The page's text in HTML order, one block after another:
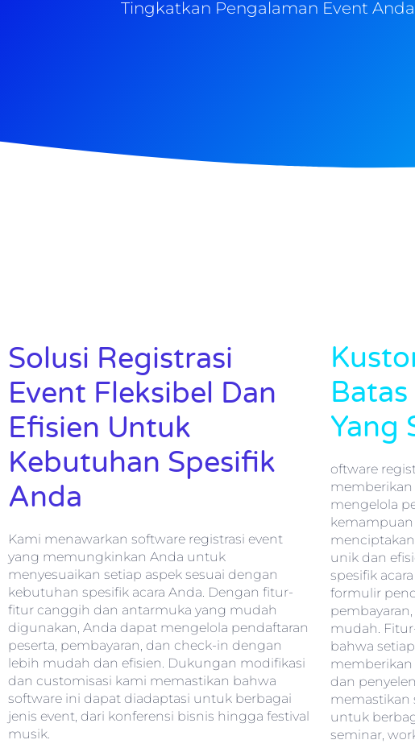
Tingkatkan Pengalaman Event
Solusi Registrasi
Event Fleksibel Dan
Efisien Untuk
Kebutuhan Spesifik
Anda
Kami menawarkan software registrasi event
yang memungkinkan Anda untuk
menyesuaikan setiap aspek sesuai dengan
kebutuhan spesifik acara Anda. Dengan fitur-
fitur canggih dan antarmuka yang mudah
digunakan, Anda dapat mengelola pendaftaran
peserta, pembayaran, dan check-in dengan
lebih mudah dan efisien. Dukungan modifikasi
dan customisasi kami memastikan bahwa
software ini dapat diadaptasi untuk berbagai
jenis event, dari konferensi bisnis hingga festival
musik.
Yang
oftware
mengelola
kemampuan
unik dan
spesifik
formulir
mudah.
bahwa
memberikan
dan
memastikan
untuk
seminar,